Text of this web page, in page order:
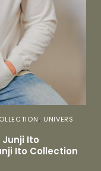
, UNIVERS
Ito
Ito Collection